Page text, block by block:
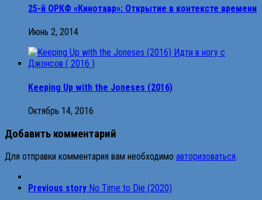
25-й ОРКФ «Кинотавр»: Открытие в контексте времени
Июнь 2, 2014
Keeping Up with the Joneses (2016)
Октябрь 14, 2016
Добавить комментарий
Для отправки комментария вам необходимо авторизоваться.
Previous story No Time to Die (2020)